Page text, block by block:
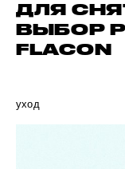
ДЛЯ
ВЫБОР
FLACON
уход